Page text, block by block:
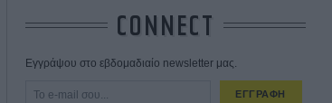
CONNECT
Εγγράψου στο εβδομαδιαίο newsletter μας.
ΕΓΓΡΑΦΗ